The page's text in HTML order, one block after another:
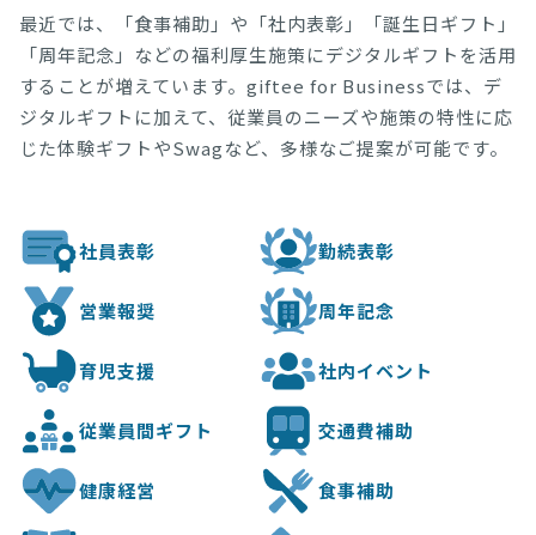
最近では、「食事補助」や「社内表彰」「誕生日ギフト」
「周年記念」などの福利厚生施策にデジタルギフトを活用
することが増えています。giftee for Businessでは、デ
ジタルギフトに加えて、従業員のニーズや施策の特性に応
じた体験ギフトやSwagなど、多様なご提案が可能です。
社員表彰 勤続表彰
営業報奨 周年記念
育児支援 社内イベント
従業員間ギフト 交通費補助
健康経営 食事補助